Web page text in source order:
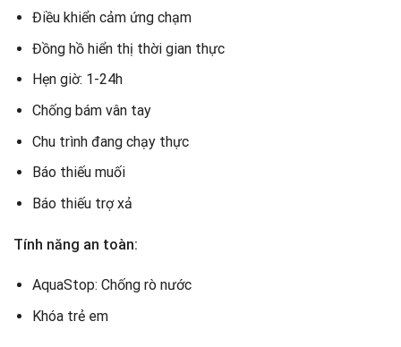
Điều khiển cảm ứng chạm
Đồng hồ hiển thị thời gian thực
Hẹn giờ: 1-24h
Chống bám vân tay
Chu trình đang chạy thực
Báo thiếu muối
Báo thiếu trợ xả
Tính năng an toàn:
AquaStop: Chống rò nước
Khóa trẻ em